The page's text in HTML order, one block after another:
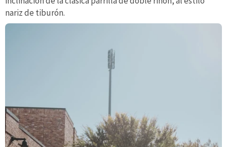
nariz de tiburón.